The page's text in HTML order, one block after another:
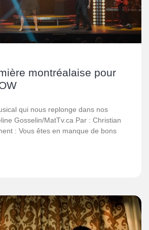
montréalaise pour
qui nous replonge dans nos
Gosselin/MatTv.ca Par : Christian
: Vous êtes en manque de bons